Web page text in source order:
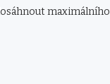
maximálního